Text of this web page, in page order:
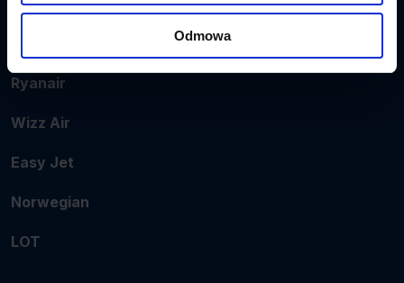
Odmowa
Ryanair
Wizz Air
Easy Jet
Norwegian
LOT